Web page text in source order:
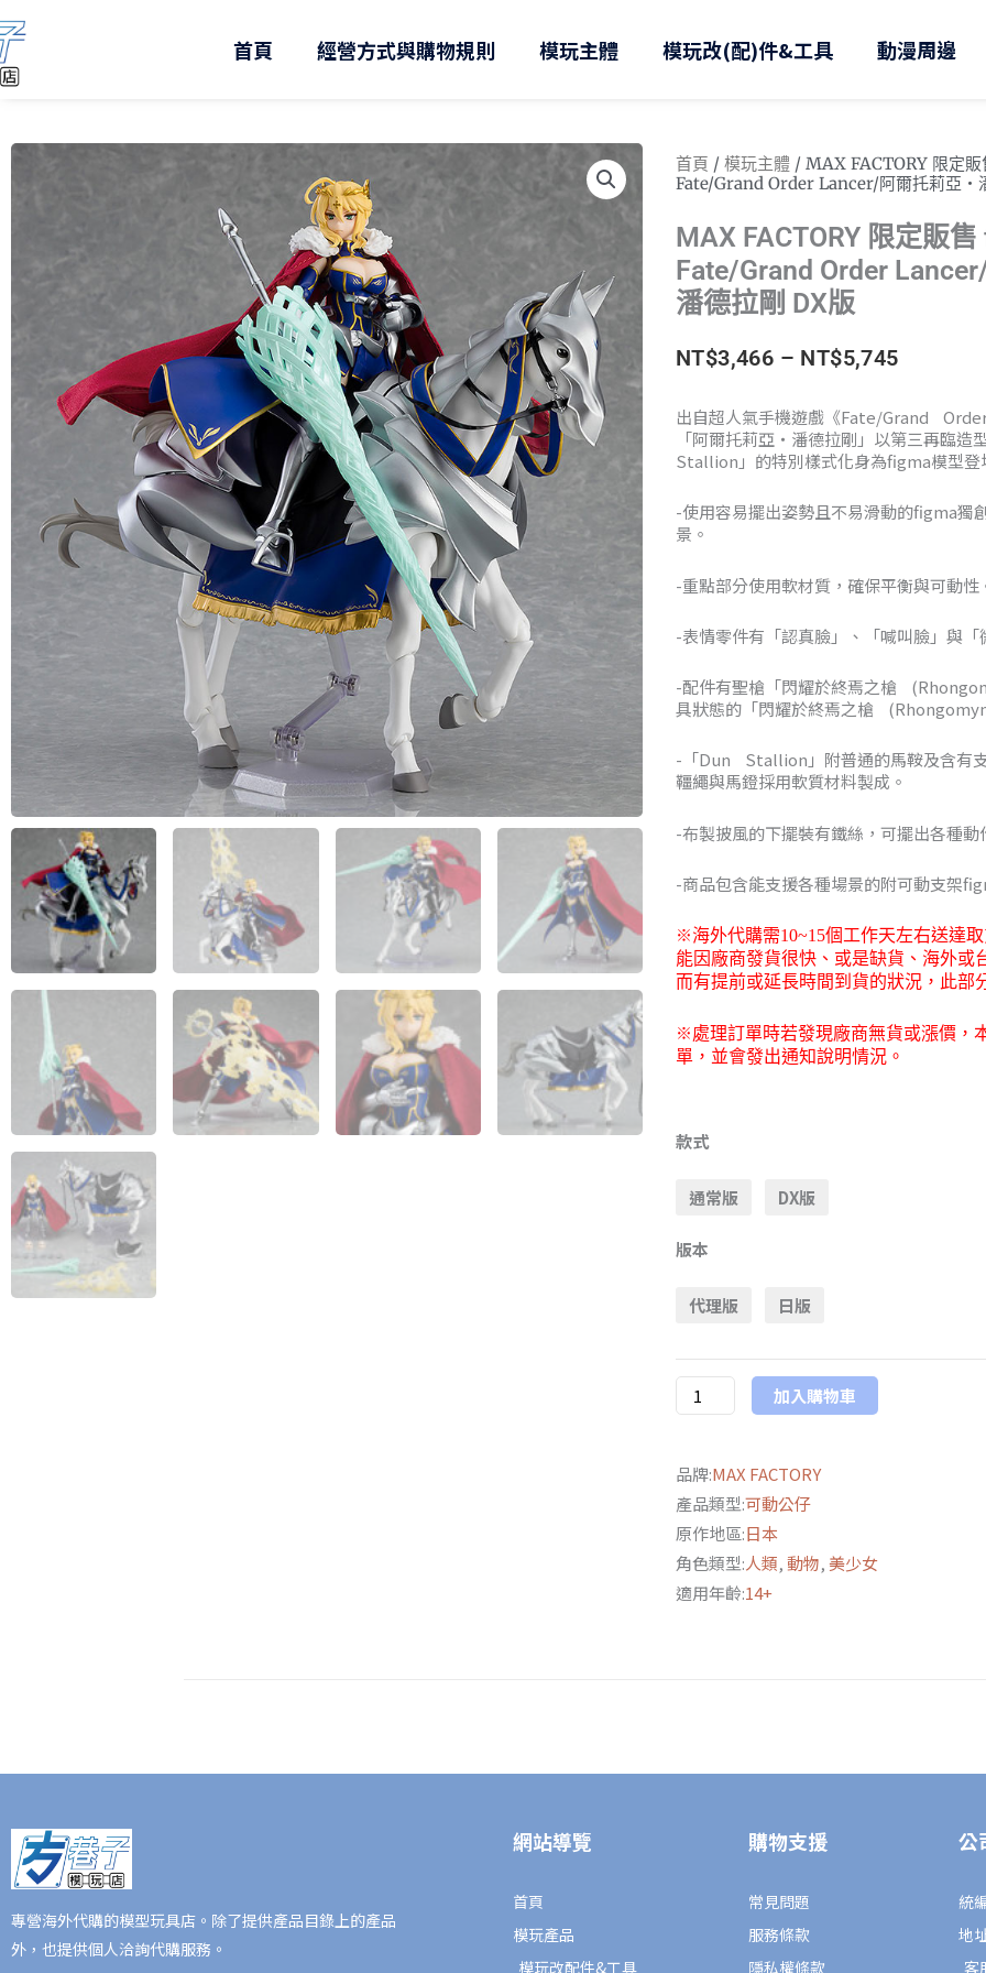
至
主
首頁 經營方式與購物規則 模玩主體 模玩改(配)件&工具 動漫周邊
首頁 / 模玩主體 / MAX FACTORY 限定
Fate/Grand Order Lancer/阿爾托莉亞‧
MAX FACTORY 限定販
Fate/Grand Order
潘德拉剛 DX版
NT$3,466 – NT$5,745價
範
NT$3,466
到
出自超人氣手機遊戲《Fate/Grand
「阿爾托莉亞‧潘德拉剛」以第三再臨造
Stallion」的特別樣式化身為figma模型登
-使用容易擺出姿勢且不易滑動的figma獨
景。
-重點部分使用軟材質，確保平衡與可動性
-表情零件有「認真臉」、「喊叫臉」與「
-配件有聖槍「閃耀於終焉之槍
具狀態的「閃耀於終焉之槍
-「Dun Stallion」附普通的馬鞍及含有
韁繩與馬鐙採用軟質材料製成。
-布製披風的下擺裝有鐵絲，可擺出各種動
-商品包含能支援各種場景的附可動支架
※海外代購需10~15個工作天左右送達取
能因廠商發貨很快、或是缺貨、海外或
而有提前或延長時間到貨的狀況，此部
※處理訂單時若發現廠商無貨或漲價，
單，並會發出通知說明情況。
款式
通常版 DX版
版本
代理版 日版
FACTORY
定
售
586
Order
Lancer/
爾
托
莉
亞‧
潘
加入購物車
品牌:MAX FACTORY
產品類型:可動公仔
原作地區:日本
角色類型:人類,動物,美少女
適用年齡:14+
專營海外代購的模型玩具店。除了提供產品目錄上的產品
外，也提供個人洽詢代購服務。
網站導覽
首頁
模玩產品
模玩改配件&工具
購物支援
常見問題
服務條款
隱私權條款
公
統
地
客